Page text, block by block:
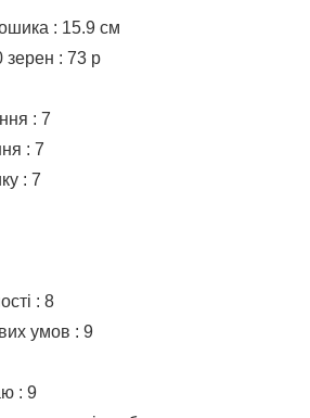
: 15.9 см
: 73 р
: 7
: 7
: 7
: 8
умов : 9
: 9